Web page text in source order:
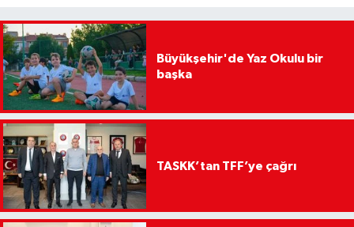
Büyükşehir'de Yaz Okulu bir
başka
TASKK’tan TFF’ye çağrı